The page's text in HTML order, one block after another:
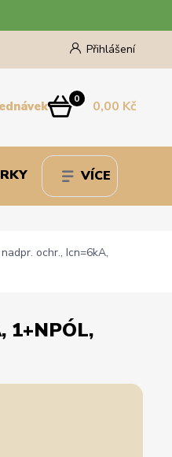
Přihlášení
0 0,00 Kč
VÍCE
ochr., Icn=6kA,
1+NPÓL,